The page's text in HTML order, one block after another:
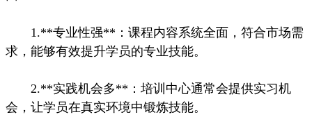
1.**专业性强**：课程内容系统全面，符合市场需
求，能够有效提升学员的专业技能。
2.**实践机会多**：培训中心通常会提供实习机
会，让学员在真实环境中锻炼技能。